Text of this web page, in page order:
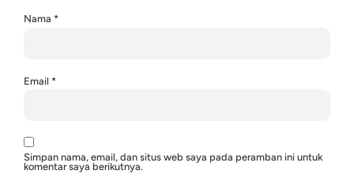
Nama *
Email *
Simpan nama, email, dan situs web saya pada peramban ini untuk
komentar saya berikutnya.